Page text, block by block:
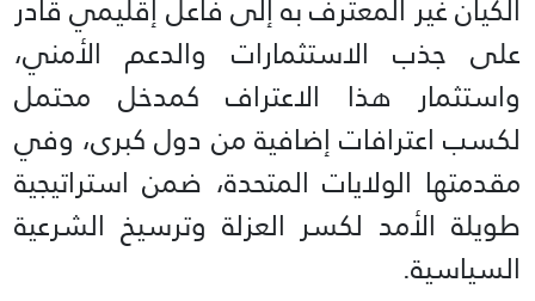
على جذب الاستثمارات والدعم الأمني،
واستثمار هذا الاعتراف كمدخل محتمل
لكسب اعترافات إضافية من دول كبرى، وفي
مقدمتها الولايات المتحدة، ضمن استراتيجية
طويلة الأمد لكسر العزلة وترسيخ الشرعية
السياسية.